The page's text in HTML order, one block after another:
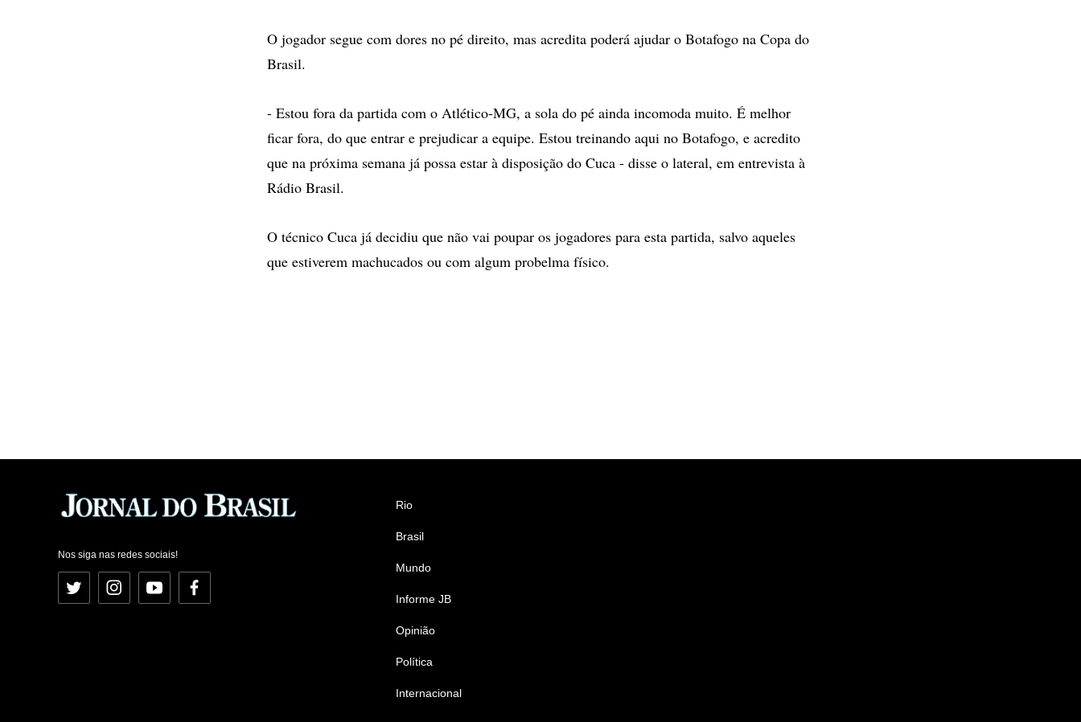
O jogador segue com dores no pé direito, mas acredita poderá ajudar o Botafogo na Copa do
Brasil.
- Estou fora da partida com o Atlético-MG, a sola do pé ainda incomoda muito. É melhor
ficar fora, do que entrar e prejudicar a equipe. Estou treinando aqui no Botafogo, e acredito
que na próxima semana já possa estar à disposição do Cuca - disse o lateral, em entrevista à
Rádio Brasil.
O técnico Cuca já decidiu que não vai poupar os jogadores para esta partida, salvo aqueles
que estiverem machucados ou com algum probelma físico.
Nos siga nas redes sociais!
Twitter InstagramYouTubeFacebook
Rio
Brasil
Mundo
Informe JB
Opinião
Política
Internacional